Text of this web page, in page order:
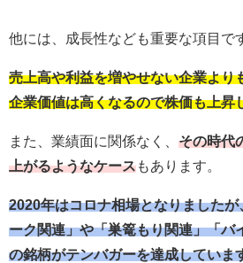
他には、成長性なども重要な項目で
売上高や利益を増やせない企業より
企業価値は高くなるので株価も上昇
また、業績面に関係なく、 その時代
上がるようなケースもあります。
2020年はコロナ相場となりました
ーク関連」や「巣篭もり関連」「バ
の銘柄がテンバガーを達成していま